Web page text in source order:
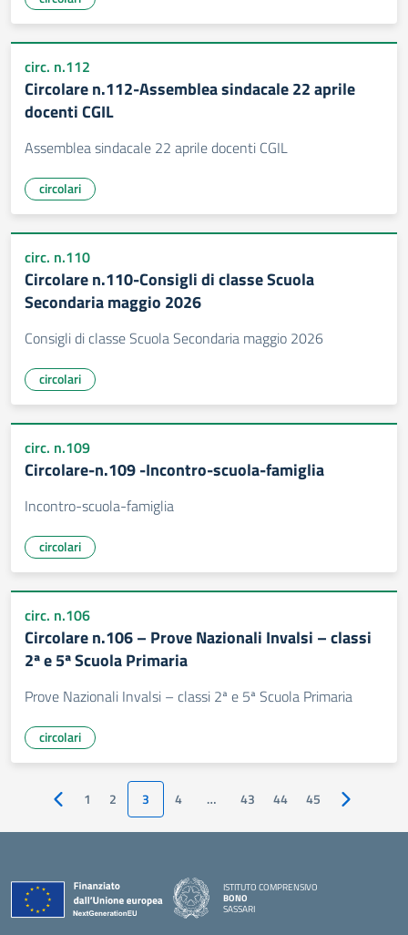
circ. n.112
Circolare n.112-Assemblea sindacale 22 aprile
docenti CGIL
Assemblea sindacale 22 aprile docenti CGIL
circolari
circ. n.110
Circolare n.110-Consigli di classe Scuola
Secondaria maggio 2026
Consigli di classe Scuola Secondaria maggio 2026
circolari
circ. n.109
Circolare-n.109 -Incontro-scuola-famiglia
Incontro-scuola-famiglia
circolari
circ. n.106
Circolare n.106 – Prove Nazionali Invalsi – classi
2ª e 5ª Scuola Primaria
Prove Nazionali Invalsi – classi 2ª e 5ª Scuola Primaria
circolari
Pagina precedente
1 2 3 4 … 43 44 45 Pagina
ISTITUTO COMPRENSIVO
BONO
SASSARI